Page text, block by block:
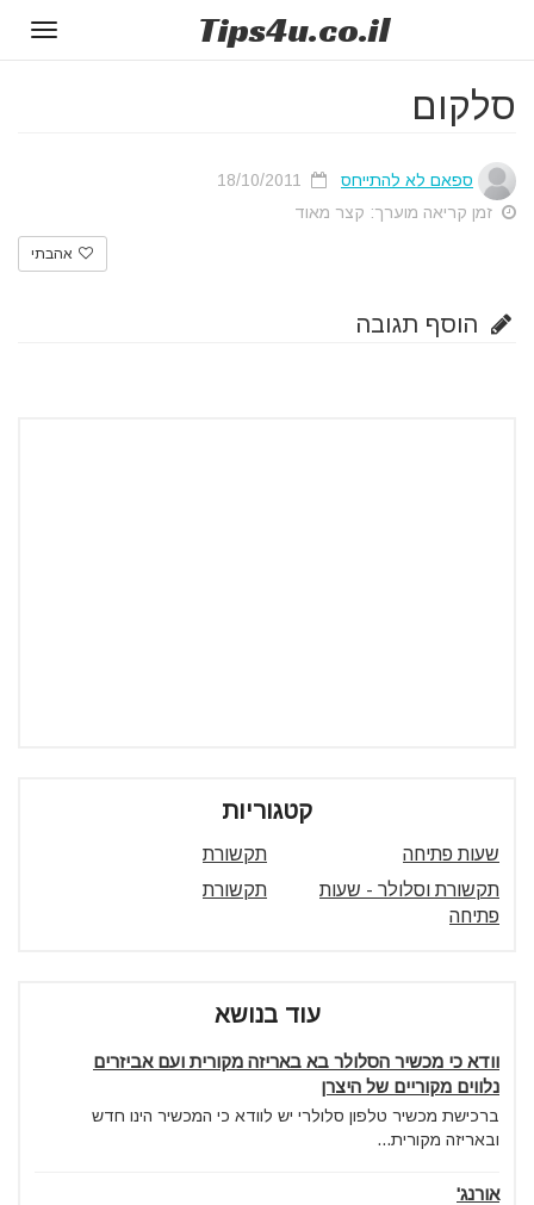
Tips4u.co.il
סלקום
ספאם לא להתייחס
זמן קריאה מוערך: קצר מאוד
אהבתי
הוסף תגובה
קטגוריות
שעות פתיחה
תקשורת
תקשורת וסלולר - שעות
פתיחה
תקשורת
עוד בנושא
וודא כי מכשיר הסלולר בא באריזה מקורית ועם אביזרים
נלווים מקוריים של היצרן
ברכישת מכשיר טלפון סלולרי יש לוודא כי המכשיר הינו חדש
ובאריזה מקורית...
אורנג'